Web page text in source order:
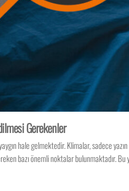
Gerekenler
hale gelmektedir. Klimalar, sadece
bazı önemli noktalar bulunmaktadır. Bu